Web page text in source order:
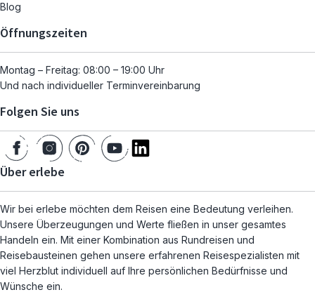
Blog
Öffnungszeiten
Montag – Freitag: 08:00 – 19:00 Uhr
Und nach individueller Terminvereinbarung
Folgen Sie uns
Über erlebe
Wir bei erlebe möchten dem Reisen eine Bedeutung verleihen.
Unsere Überzeugungen und Werte fließen in unser gesamtes
Handeln ein. Mit einer Kombination aus Rundreisen und
Reisebausteinen gehen unsere erfahrenen Reisespezialisten mit
viel Herzblut individuell auf Ihre persönlichen Bedürfnisse und
Wünsche ein.